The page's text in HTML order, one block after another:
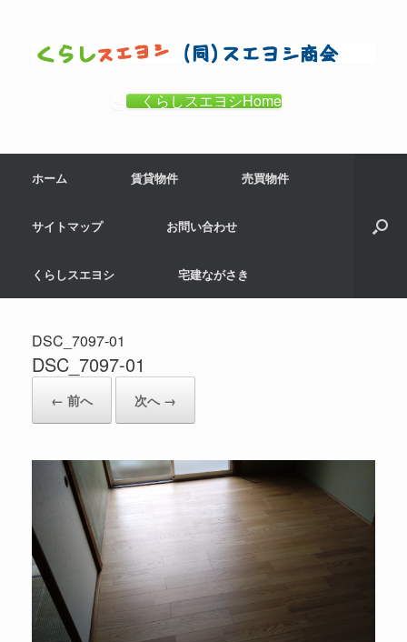
くらしスエヨシHome
ホーム 賃貸物件 売買物件
サイトマップ お問い合わせ
くらしスエヨシ 宅建ながさき
DSC_7097-01
DSC_7097-01
← 前へ 次へ →